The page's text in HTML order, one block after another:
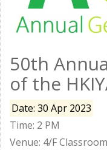
50th
of the
Date: 30 Apr 2023
Time: 2 PM
Venue: 4/F